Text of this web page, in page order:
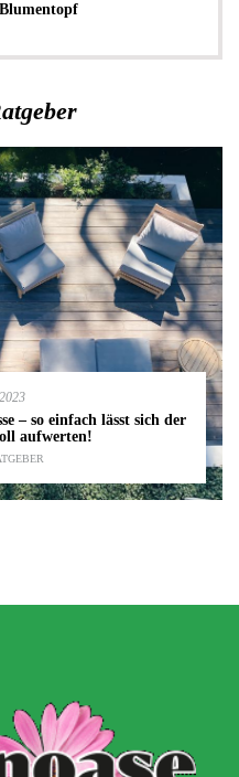
– so einfach lässt sich der
aufwerten!